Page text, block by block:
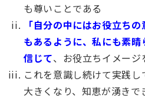
も尊いことである
「自分の中にはお役立ち
もあるように、私にも素
信じて、お役立ちイメージ
これを意識し続けて実践し
大きくなり、知恵が湧きで